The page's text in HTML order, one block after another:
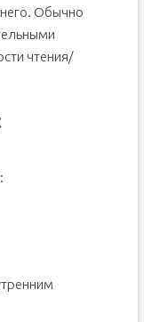
него. Обычно
чтения/